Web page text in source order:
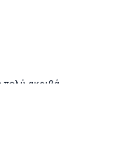
πολύ ακριβά